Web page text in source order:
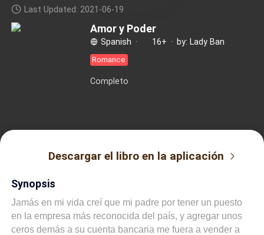
Last Updated: 2021-06-19
Amor y Poder
Spanish · 16+ · by: Lady Ban
Romance
Completo
Descargar el libro en la aplicación
Synopsis
Jamás en mi vida creí que mi padre por tener un puesto
en la empresa más reconocida del país, y agregar unos
ceros demás a su cuenta bancaria me fuera a vender a